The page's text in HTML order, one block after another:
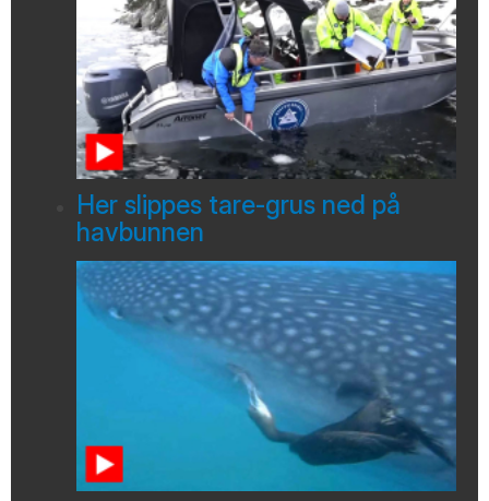
Her slippes tare-grus ned på
havbunnen